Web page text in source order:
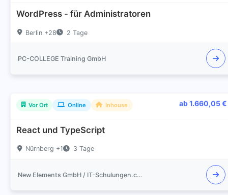
WordPress - für Administratoren
Berlin +28 2 Tage
PC-COLLEGE Training GmbH
Vor Ort Online Inhouse ab 1.660,05 €
React und TypeScript
Nürnberg +1 3 Tage
New Elements GmbH / IT-Schulungen.com